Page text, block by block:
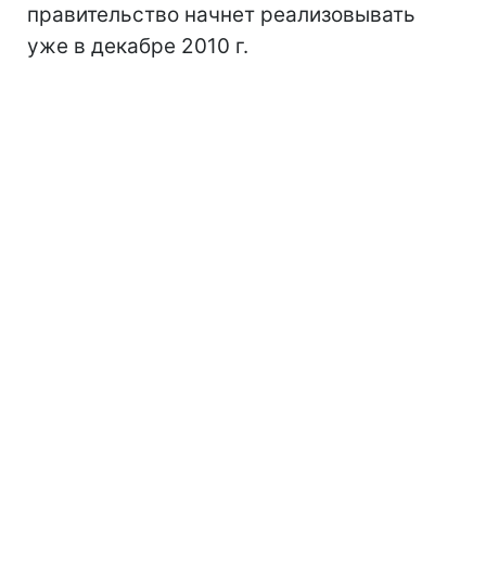
правительство начнет реализовывать
уже в декабре 2010 г.